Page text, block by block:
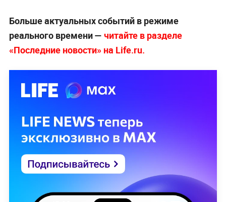
Больше актуальных событий в режиме
реального времени — читайте в разделе
«Последние новости» на Life.ru.